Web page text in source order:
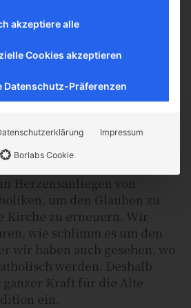
geweiht.
Herzensanliegen von
um den Glauben zu
Kirche zu erneuern. Wir
wie schlimm es um den
wir haben auch gesehen, wo
werden. Deshalb
Kraft für die Alte
ein.
geben, wie unsere Besucher mit unserer
ist für den Zugriff auf diese Inhalte keine
mehr erforderlich.
akzeptiere alle
Cookies akzeptieren
Datenschutz-Präferenzen
Impressum
Borlabs Cookie